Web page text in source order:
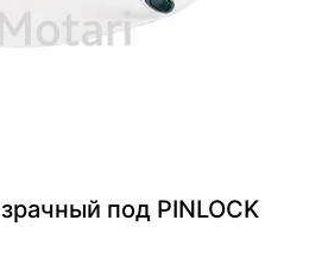
под PINLOCK